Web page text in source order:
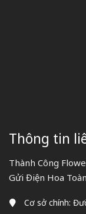
Thông tin
Thành Công
Gửi Điện Hoa
Cơ sở chính: